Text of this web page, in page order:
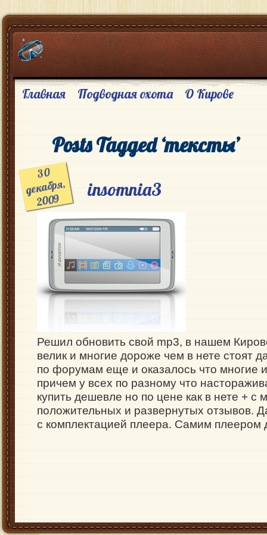
Главная Подводная охота О Кирове
Posts Tagged ‘тексты’
30
декабря,
2009
insomnia3
Решил обновить свой mp3, в нашем
велик и многие дороже чем в нете стоят
по форумам еще и оказалось что многие
причем у всех по разному что
купить дешевле но по цене как в нете + с
положительных и развернутых отзывов.
с комплектацией плеера. Самим плеером